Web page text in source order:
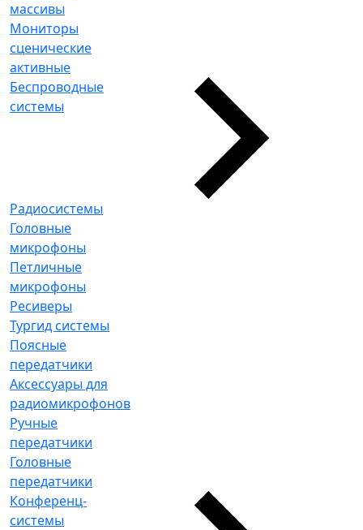
массивы
Мониторы
сценические
активные
Беспроводные
системы
Радиосистемы
Головные
микрофоны
Петличные
микрофоны
Ресиверы
Тургид системы
Поясные
передатчики
Аксессуары для
радиомикрофонов
Ручные
передатчики
Головные
передатчики
Конференц-
системы